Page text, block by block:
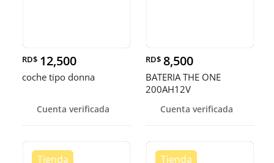
RD$ 12,500
coche tipo donna
Cuenta verificada
RD$ 8,500
BATERIA THE ONE
200AH12V
Cuenta verificada